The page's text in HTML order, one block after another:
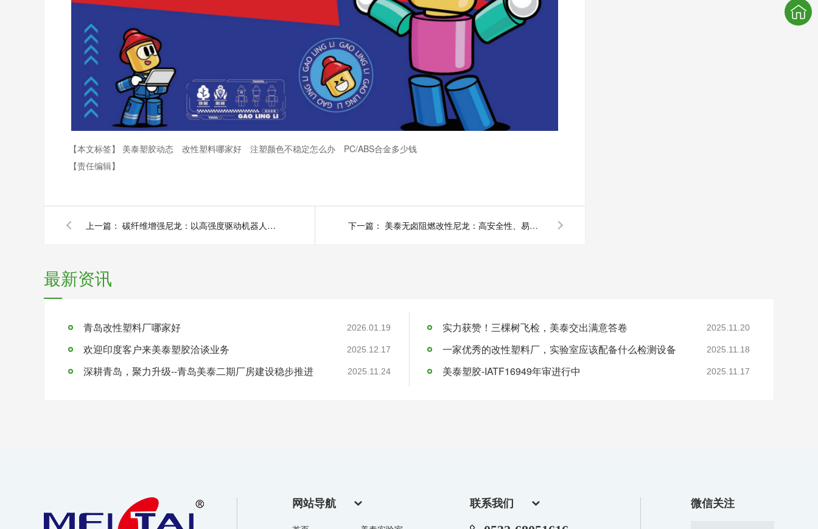
【本文标签】 美泰塑胶动态 改性塑料哪家好 注塑颜色不稳定怎么办
PC/ABS合金多少钱
【责任编辑】
上一篇： 碳纤维增强尼龙：以高强度驱动机器人性能革新 下一篇： 美泰无卤阻燃改性尼龙：高安全性、易加工、轻量化解决方案
最新资讯
青岛改性塑料厂哪家好 2026.01.19
欢迎印度客户来美泰塑胶洽谈业务 2025.12.17
深耕青岛，聚力升级--青岛美泰二期厂房建设稳步推进 2025.11.24
实力获赞！三棵树飞检，美泰交出满意答卷 2025.11.20
一家优秀的改性塑料厂，实验室应该配备什么检测设备 2025.11.18
美泰塑胶-IATF16949年审进行中 2025.11.17
网站导航 联系我们 微信关注